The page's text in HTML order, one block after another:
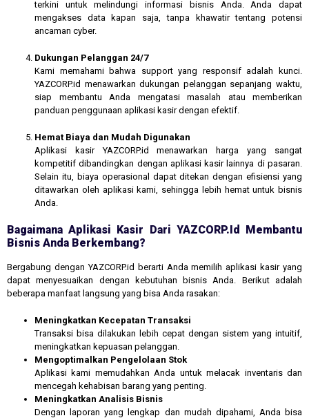
terkini untuk melindungi informasi bisnis Anda. Anda dapat
mengakses data kapan saja, tanpa khawatir tentang potensi
ancaman cyber.
Dukungan Pelanggan 24/7
Kami memahami bahwa support yang responsif adalah kunci.
YAZCORP.id menawarkan dukungan pelanggan sepanjang waktu,
siap membantu Anda mengatasi masalah atau memberikan
panduan penggunaan aplikasi kasir dengan efektif.
Hemat Biaya dan Mudah Digunakan
Aplikasi kasir YAZCORP.id menawarkan harga yang sangat
kompetitif dibandingkan dengan aplikasi kasir lainnya di pasaran.
Selain itu, biaya operasional dapat ditekan dengan efisiensi yang
ditawarkan oleh aplikasi kami, sehingga lebih hemat untuk bisnis
Anda.
Bagaimana Aplikasi Kasir Dari YAZCORP.id Membantu
Bisnis Anda Berkembang?
Bergabung dengan YAZCORP.id berarti Anda memilih aplikasi kasir yang
dapat menyesuaikan dengan kebutuhan bisnis Anda. Berikut adalah
beberapa manfaat langsung yang bisa Anda rasakan:
Meningkatkan Kecepatan Transaksi
Transaksi bisa dilakukan lebih cepat dengan sistem yang intuitif,
meningkatkan kepuasan pelanggan.
Mengoptimalkan Pengelolaan Stok
Aplikasi kami memudahkan Anda untuk melacak inventaris dan
mencegah kehabisan barang yang penting.
Meningkatkan Analisis Bisnis
Dengan laporan yang lengkap dan mudah dipahami, Anda bisa